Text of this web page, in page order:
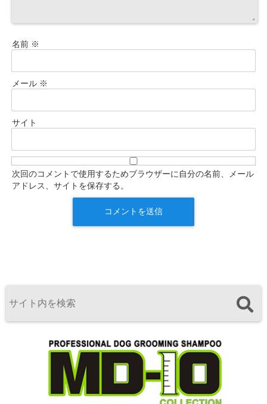
名前 ※
メール ※
サイト
次回のコメントで使用するためブラウザーに自分の名前、メール
アドレス、サイトを保存する。